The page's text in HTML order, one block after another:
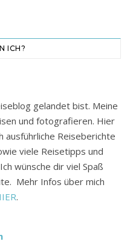
ICH?
gelandet bist. Meine
und fotografieren. Hier
ausführliche Reiseberichte
viele Reisetipps und
wünsche dir viel Spaß
Mehr Infos über mich
.